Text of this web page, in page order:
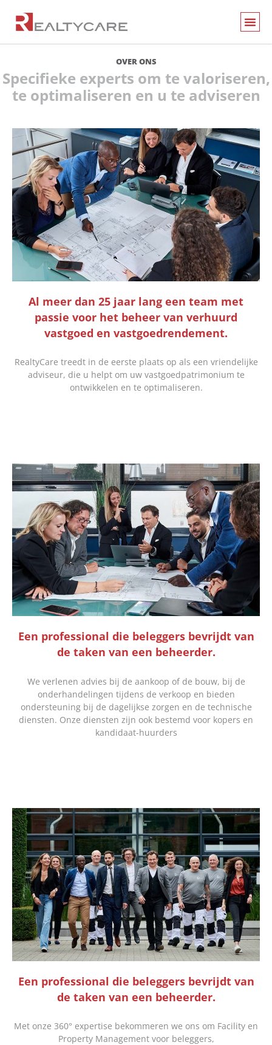
OVER ONS
Specifieke experts om te valoriseren,
te optimaliseren en u te adviseren
Al meer dan 25 jaar lang een team met
passie voor het beheer van verhuurd
vastgoed en vastgoedrendement.
RealtyCare treedt in de eerste plaats op als een vriendelijke
adviseur, die u helpt om uw vastgoedpatrimonium te
ontwikkelen en te optimaliseren.
Een professional die beleggers bevrijdt van
de taken van een beheerder.
We verlenen advies bij de aankoop of de bouw, bij de
onderhandelingen tijdens de verkoop en bieden
ondersteuning bij de dagelijkse zorgen en de technische
diensten. Onze diensten zijn ook bestemd voor kopers en
kandidaat-huurders
Een professional die beleggers bevrijdt van
de taken van een beheerder.
Met onze 360° expertise bekommeren we ons om Facility en
Property Management voor beleggers,